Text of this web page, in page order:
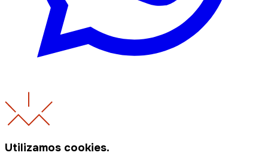
Utilizamos cookies.